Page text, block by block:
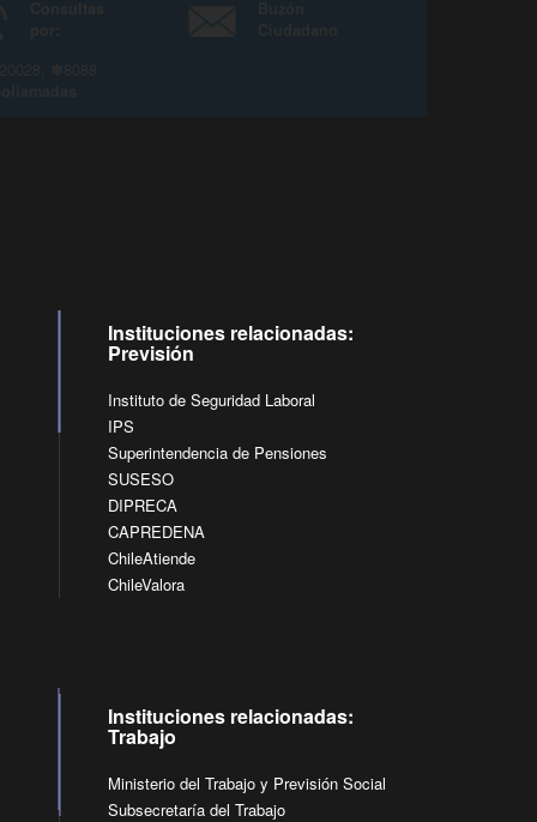
Instituciones relacionadas:
Previsión
Instituto de Seguridad Laboral
IPS
Superintendencia de Pensiones
SUSESO
DIPRECA
CAPREDENA
ChileAtiende
ChileValora
Instituciones relacionadas:
Trabajo
Ministerio del Trabajo y Previsión Social
Subsecretaría del Trabajo